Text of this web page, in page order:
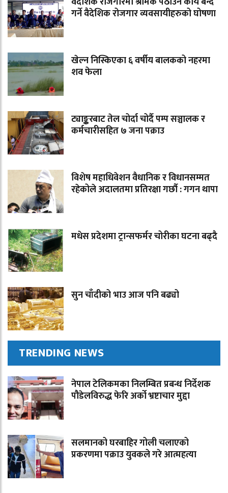
गर्ने वैदेशिक रोजगार व्यवसायीहरुको घोषणा
खेल्न निस्किएका ६ वर्षीय बालकको नहरमा
शव फेला
ट्याङ्करबाट तेल चोर्दा चोर्दै पम्प सञ्चालक र
कर्मचारीसहित ७ जना पक्राउ
विशेष महाधिवेशन वैधानिक र विधानसम्मत
रहेकोले अदालतमा प्रतिरक्षा गर्छौ : गगन थापा
मधेस प्रदेशमा ट्रान्सफर्मर चोरीका घटना बढ्दै
सुन चाँदीको भाउ आज पनि बढ्यो
TRENDING NEWS
नेपाल टेलिकमका निलम्बित प्रबन्ध निर्देशक
पौडेलविरुद्ध फेरि अर्को भ्रष्टाचार मुद्दा
सलमानको घरबाहिर गोली चलाएको
प्रकरणमा पक्राउ युवकले गरे आत्महत्या